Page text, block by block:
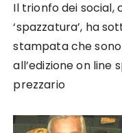
Il trionfo dei social,
‘spazzatura’, ha
stampata che
all’edizione on line
prezzario